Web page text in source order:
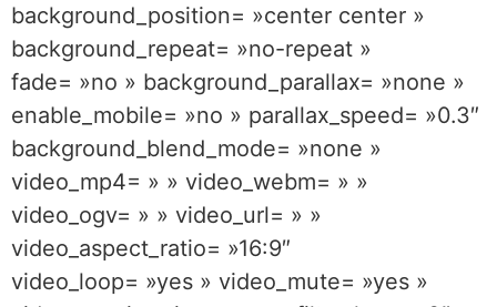
background_position= »center center »
background_repeat= »no-repeat »
fade= »no » background_parallax= »none »
enable_mobile= »no » parallax_speed= »0.3″
background_blend_mode= »none »
video_mp4= » » video_webm= » »
video_ogv= » » video_url= » »
video_aspect_ratio= »16:9″
video_loop= »yes » video_mute= »yes »